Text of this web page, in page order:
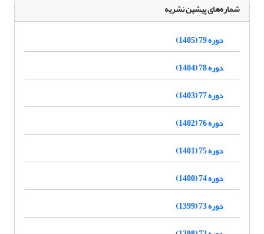
شماره‌های پیشین نشریه
دوره 79 (1405)
دوره 78 (1404)
دوره 77 (1403)
دوره 76 (1402)
دوره 75 (1401)
دوره 74 (1400)
دوره 73 (1399)